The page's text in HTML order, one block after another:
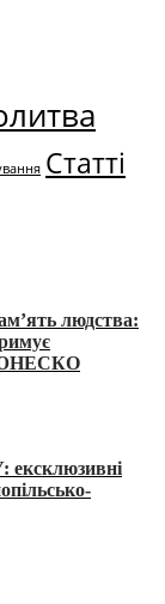
Статті
людства:
ЮНЕСКО